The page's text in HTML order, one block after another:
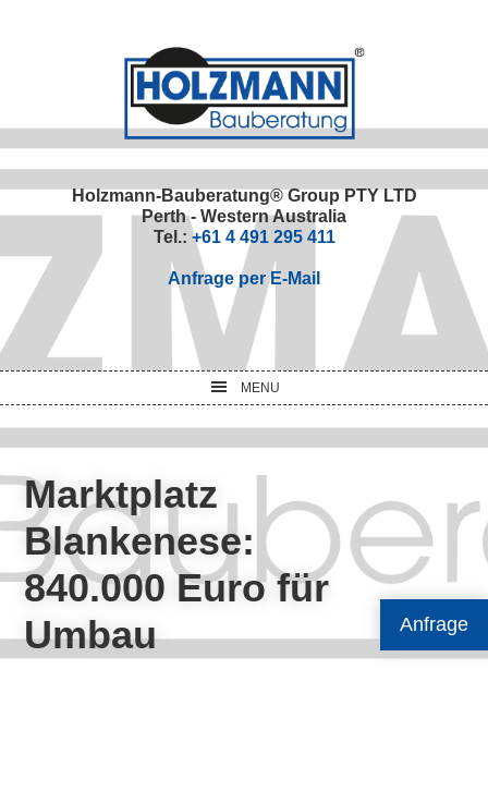
Anfrage
Holzmann-Bauberatung® Group PTY LTD
Perth - Western Australia
Tel.: +61 4 491 295 411
Anfrage per E-Mail
MENU
Marktplatz
Blankenese:
840.000 Euro für
Umbau